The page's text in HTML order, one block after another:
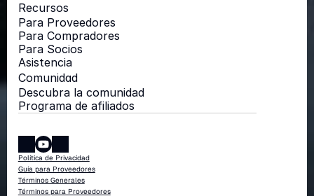
Recursos
Para Proveedores
Para Compradores
Para Socios
Asistencia
Comunidad
Descubra la comunidad
Programa de afiliados
Política de Privacidad
Guía para Proveedores
Términos Generales
Términos para Proveedores